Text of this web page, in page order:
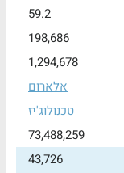
59.2
198,686
1,294,678
אלארום
טכנולוג'יז
73,488,259
43,726